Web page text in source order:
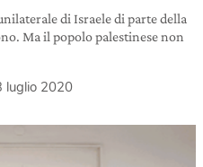
di Israele di parte della
Ma il popolo palestinese non
luglio 2020